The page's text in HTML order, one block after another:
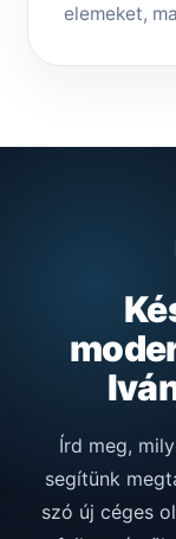
elemeket,
Írd meg,
segítünk
szó új céges